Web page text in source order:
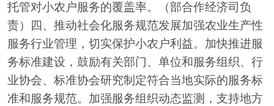
托管对小农户服务的覆盖率。（部合作经济司负
责）四、推动社会化服务规范发展加强农业生产性
服务行业管理，切实保护小农户利益。加快推进服
务标准建设，鼓励有关部门、单位和服务组织、行
业协会、标准协会研究制定符合当地实际的服务标
准和服务规范。加强服务组织动态监测，支持地方